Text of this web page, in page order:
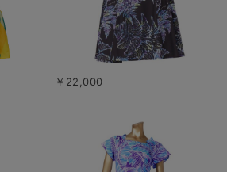
￥22,000